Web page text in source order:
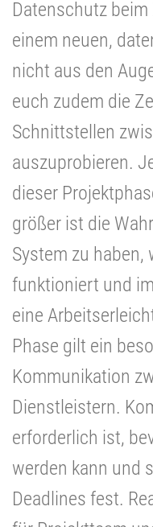
Datenschutz
einem neuen,
nicht aus den
euch zudem die
Schnittstellen
auszuprobieren.
dieser
größer ist die
System zu
funktioniert und
eine
Phase gilt ein
Kommunikation
Dienstleistern.
erforderlich ist,
werden kann und
Deadlines fest.